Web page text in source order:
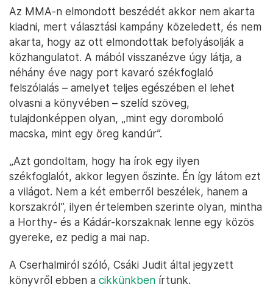
Az MMA-n elmondott beszédét akkor nem akarta
kiadni, mert választási kampány közeledett, és nem
akarta, hogy az ott elmondottak befolyásolják a
közhangulatot. A mából visszanézve úgy látja, a
néhány éve nagy port kavaró székfoglaló
felszólalás – amelyet teljes egészében el lehet
olvasni a könyvében – szelíd szöveg,
tulajdonképpen olyan, „mint egy doromboló
macska, mint egy öreg kandúr”.
„Azt gondoltam, hogy ha írok egy ilyen
székfoglalót, akkor legyen őszinte. Én így látom ezt
a világot. Nem a két emberről beszélek, hanem a
korszakról”, ilyen értelemben szerinte olyan, mintha
a Horthy- és a Kádár-korszaknak lenne egy közös
gyereke, ez pedig a mai nap.
A Cserhalmiról szóló, Csáki Judit által jegyzett
könyvről ebben a cikkünkben írtunk.